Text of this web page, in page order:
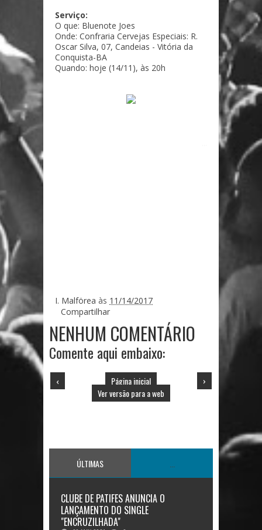
Serviço:
O que: Bluenote Joes
Onde: Confraria Cervejas Especiais: R.
Oscar Silva, 07, Candeias - Vitória da
Conquista-BA
Quando: hoje (14/11), às 20h
I. Malförea às 11/14/2017
Compartilhar
NENHUM COMENTÁRIO
Comente aqui embaixo:
‹ ›
Página inicial
Ver versão para a web
ÚLTIMAS
CLUBE DE PATIFES ANUNCIA O
LANÇAMENTO DO SINGLE
"ENCRUZILHADA"